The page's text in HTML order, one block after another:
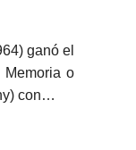
ganó el
o
con…